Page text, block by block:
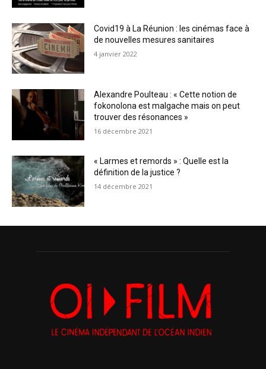
Covid19 à La Réunion : les cinémas face à
de nouvelles mesures sanitaires
4 janvier 2022
Alexandre Poulteau : « Cette notion de
fokonolona est malgache mais on peut
trouver des résonances »
16 décembre 2021
« Larmes et remords » : Quelle est la
définition de la justice ?
14 décembre 2021